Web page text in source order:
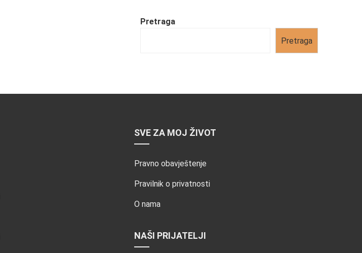
Pretraga
Pretraga
SVE ZA MOJ ŽIVOT
Pravno obavještenje
Pravilnik o privatnosti
O nama
NAŠI PRIJATELJI